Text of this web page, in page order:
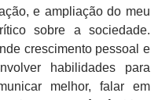
e ampliação do meu
sobre a sociedade.
crescimento pessoal e
habilidades para
melhor, falar em